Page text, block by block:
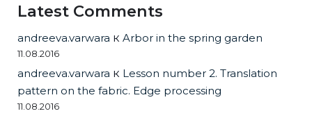
Latest Comments
andreeva.varwara к Arbor in the spring garden
11.08.2016
andreeva.varwara к Lesson number 2. Translation
pattern on the fabric. Edge processing
11.08.2016